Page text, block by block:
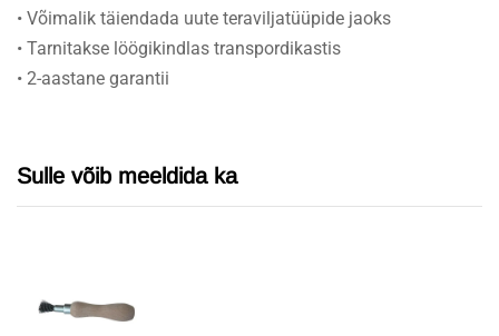
• Võimalik täiendada uute teraviljatüüpide jaoks
• Tarnitakse löögikindlas transpordikastis
• 2-aastane garantii
Sulle võib meeldida ka